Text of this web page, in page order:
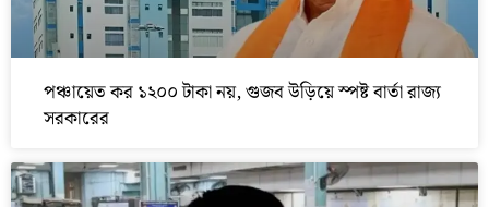
পঞ্চায়েত কর ১২০০ টাকা নয়, গুজব উড়িয়ে স্পষ্ট বার্তা রাজ্য
সরকারের